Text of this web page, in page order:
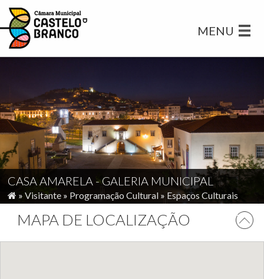
MENU
CASA AMARELA - GALERIA MUNICIPAL
» Visitante » Programação Cultural » Espaços Culturais
MAPA DE LOCALIZAÇÃO